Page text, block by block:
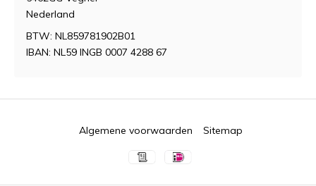
Nederland
BTW: NL859781902B01
IBAN: NL59 INGB 0007 4288 67
Algemene voorwaarden Sitemap